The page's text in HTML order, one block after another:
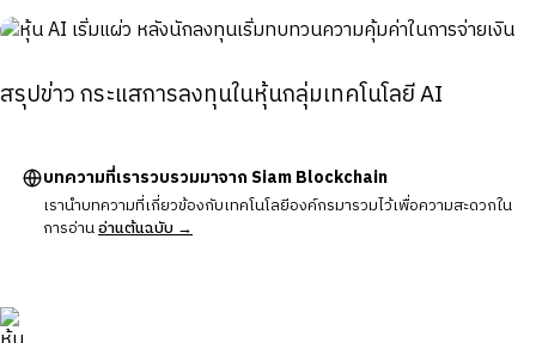
สรุปข่าว กระแสการลงทุนในหุ้นกลุ่มเทคโนโลยี AI
บทความที่เรารวบรวมมาจาก Siam Blockchain
เรานำบทความที่เกี่ยวข้องกับเทคโนโลยีองค์กรมารวมไว้เพื่อความสะดวกใน
การอ่านอ่านต้นฉบับ →